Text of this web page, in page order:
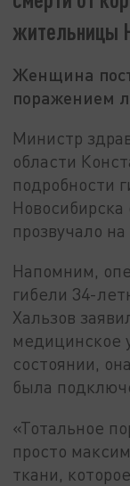
жительницы
Женщина
поражением
Министр
области
подробности
Новосибирска
прозвучало
Напомним,
гибели 34-
Хальзов
медицинское
состоянии,
была
«Тотальное
просто
ткани,